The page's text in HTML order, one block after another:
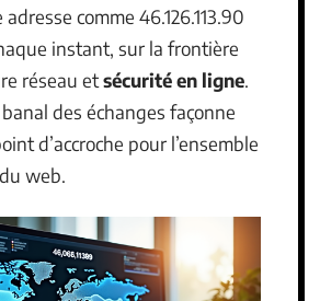
adresse comme 46.126.113.90
instant, sur la frontière
réseau etsécurité en ligne.
des échanges façonne
d’accroche pour l’ensemble
web.